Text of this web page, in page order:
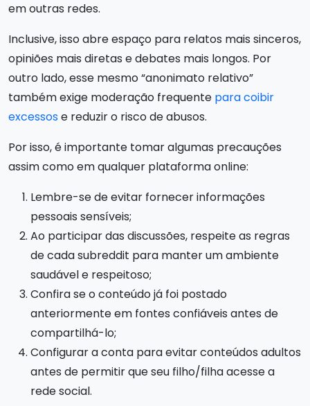
em outras redes.
Inclusive, isso abre espaço para relatos mais sinceros,
opiniões mais diretas e debates mais longos. Por
outro lado, esse mesmo “anonimato relativo”
também exige moderação frequente para coibir
excessose reduzir o risco de abusos.
Por isso, é importante tomar algumas precauções
assim como em qualquer plataforma online:
Lembre-se de evitar fornecer informações
pessoais sensíveis;
Ao participar das discussões, respeite as regras
de cada subreddit para manter um ambiente
saudável e respeitoso;
Confira se o conteúdo já foi postado
anteriormente em fontes confiáveis antes de
compartilhá-lo;
Configurar a conta para evitar conteúdos adultos
antes de permitir que seu filho/filha acesse a
rede social.